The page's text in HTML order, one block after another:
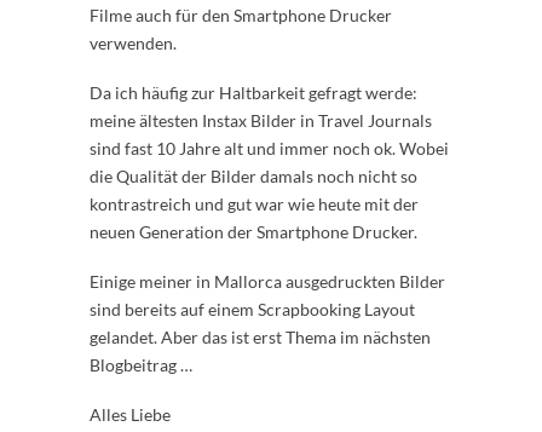
Filme auch für den Smartphone Drucker
verwenden.
Da ich häufig zur Haltbarkeit gefragt werde:
meine ältesten Instax Bilder in Travel Journals
sind fast 10 Jahre alt und immer noch ok. Wobei
die Qualität der Bilder damals noch nicht so
kontrastreich und gut war wie heute mit der
neuen Generation der Smartphone Drucker.
Einige meiner in Mallorca ausgedruckten Bilder
sind bereits auf einem Scrapbooking Layout
gelandet. Aber das ist erst Thema im nächsten
Blogbeitrag …
Alles Liebe